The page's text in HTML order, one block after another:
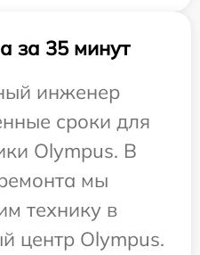
за 35 минут
инженер
сроки для
Olympus. В
мы
технику в
центр Olympus.